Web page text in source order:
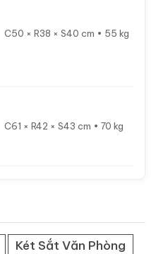
C50 × R38 × S40 cm • 55 kg
C61 × R42 × S43 cm • 70 kg
Két Sắt Văn Phòng